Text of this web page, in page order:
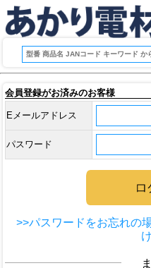
会員登録がお済みのお客様
Eメールアドレス
パスワード
>>パスワードをお忘れの